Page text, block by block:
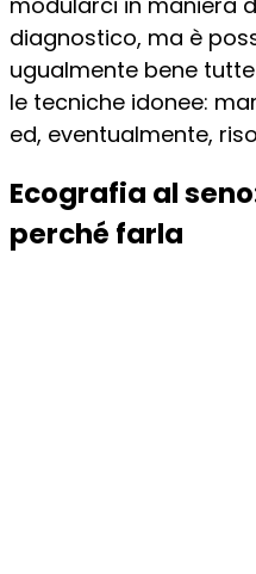
diagnostico, ma è
ugualmente bene
le tecniche idonee:
ed, eventualmente,
Ecografia al
perché farla